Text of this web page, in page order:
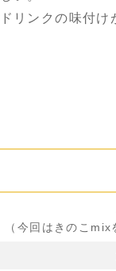
リンクの味付け
（今回はきのこmix